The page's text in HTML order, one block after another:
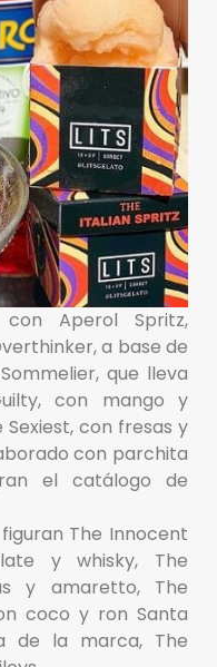
Aperol Spritz,
a base de
que lleva
con mango y
con fresas y
con parchita
el catálogo de
The Innocent
y whisky, The
y amaretto, The
coco y ron Santa
de la marca, The